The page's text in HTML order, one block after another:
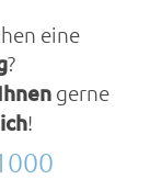
eine
?
gerne
!